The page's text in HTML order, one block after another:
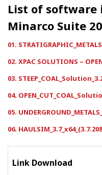
List of software
Minarco Suite
01.
02. XPAC SOLUTIONS –
03.
04.
05.
06.
Link Download